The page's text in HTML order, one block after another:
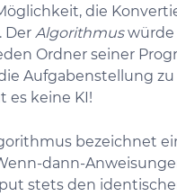
die
Der Algorithmuswürde
Ordner seiner
Aufgabenstellung zu
es keine KI!
bezeichnet
dann-
stets den